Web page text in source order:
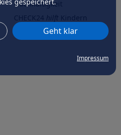
Geht klar
Impressum
Nachhaltigkeit
CHECK24hilftder Natur